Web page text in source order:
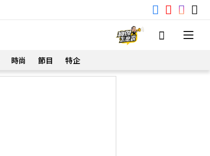
時尚 節目 特企